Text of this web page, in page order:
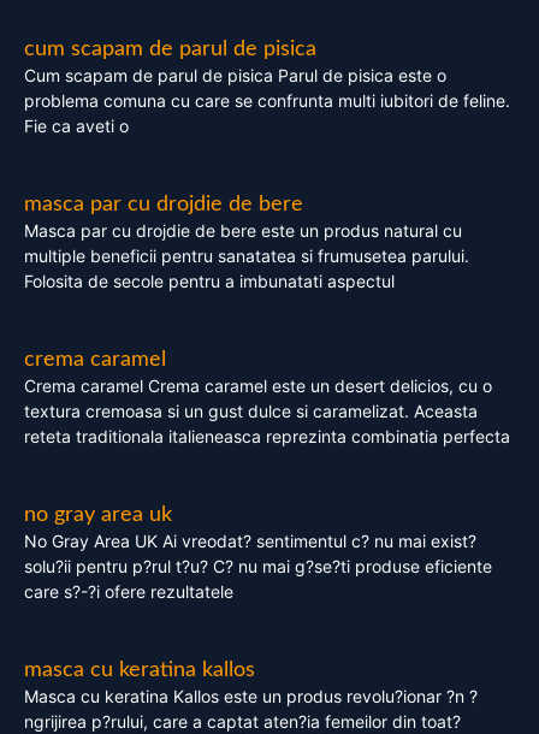
cum scapam de parul de pisica
Cum scapam de parul de pisica Parul de pisica este o
problema comuna cu care se confrunta multi iubitori de feline.
Fie ca aveti o
masca par cu drojdie de bere
Masca par cu drojdie de bere este un produs natural cu
multiple beneficii pentru sanatatea si frumusetea parului.
Folosita de secole pentru a imbunatati aspectul
crema caramel
Crema caramel Crema caramel este un desert delicios, cu o
textura cremoasa si un gust dulce si caramelizat. Aceasta
reteta traditionala italieneasca reprezinta combinatia perfecta
no gray area uk
No Gray Area UK Ai vreodat? sentimentul c? nu mai exist?
solu?ii pentru p?rul t?u? C? nu mai g?se?ti produse eficiente
care s?-?i ofere rezultatele
masca cu keratina kallos
Masca cu keratina Kallos este un produs revolu?ionar ?n ?
ngrijirea p?rului, care a captat aten?ia femeilor din toat?